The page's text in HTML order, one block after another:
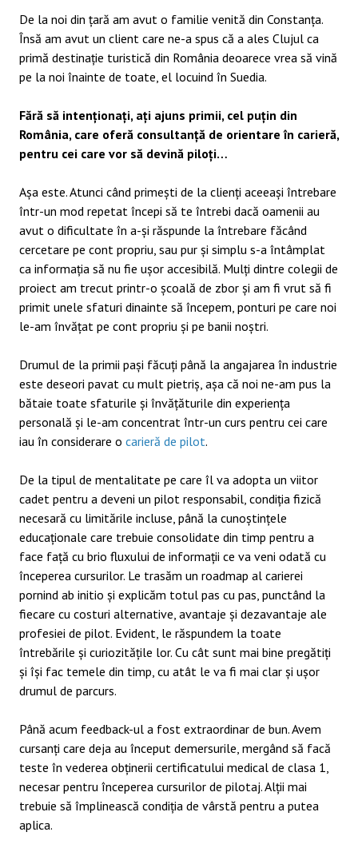
De la noi din țară am avut o familie venită din Constanța.
Însă am avut un client care ne-a spus că a ales Clujul ca
primă destinație turistică din România deoarece vrea să vină
pe la noi înainte de toate, el locuind în Suedia.
Fără să intenționați, ați ajuns primii, cel puțin din
România, care oferă consultanță de orientare în carieră,
pentru cei care vor să devină piloți…
Așa este. Atunci când primești de la clienți aceeași întrebare
într-un mod repetat începi să te întrebi dacă oamenii au
avut o dificultate în a-și răspunde la întrebare făcând
cercetare pe cont propriu, sau pur și simplu s-a întâmplat
ca informația să nu fie ușor accesibilă. Mulți dintre colegii de
proiect am trecut printr-o școală de zbor și am fi vrut să fi
primit unele sfaturi dinainte să începem, ponturi pe care noi
le-am învățat pe cont propriu și pe banii noștri.
Drumul de la primii pași făcuți până la angajarea în industrie
este deseori pavat cu mult pietriș, așa că noi ne-am pus la
bătaie toate sfaturile și învățăturile din experiența
personală și le-am concentrat într-un curs pentru cei care
iau în considerare o carieră de pilot.
De la tipul de mentalitate pe care îl va adopta un viitor
cadet pentru a deveni un pilot responsabil, condiția fizică
necesară cu limitările incluse, până la cunoștințele
educaționale care trebuie consolidate din timp pentru a
face față cu brio fluxului de informații ce va veni odată cu
începerea cursurilor. Le trasăm un roadmap al carierei
pornind ab initio și explicăm totul pas cu pas, punctând la
fiecare cu costuri alternative, avantaje și dezavantaje ale
profesiei de pilot. Evident, le răspundem la toate
întrebările și curiozitățile lor. Cu cât sunt mai bine pregătiți
și își fac temele din timp, cu atât le va fi mai clar și ușor
drumul de parcurs.
Până acum feedback-ul a fost extraordinar de bun. Avem
cursanți care deja au început demersurile, mergând să facă
teste în vederea obținerii certificatului medical de clasa 1,
necesar pentru începerea cursurilor de pilotaj. Alții mai
trebuie să împlinească condiția de vârstă pentru a putea
aplica.